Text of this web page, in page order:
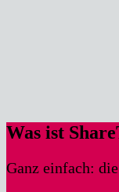
Was ist
Ganz einfach: